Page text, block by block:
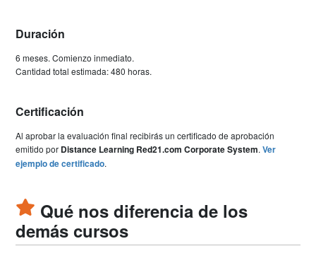
Duración
6 meses. Comienzo inmediato.
Cantidad total estimada: 480 horas.
Certificación
Al aprobar la evaluación final recibirás un certificado de aprobación
emitido por Distance Learning Red21.com Corporate System.Ver
ejemplo de certificado.
Qué nos diferencia de los
demás cursos